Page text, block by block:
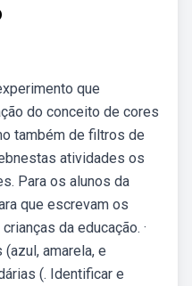
que
do conceito de cores
também de filtros de
atividades os
Para os alunos da
que escrevam os
da educação. ·
amarela, e
(. Identificar e